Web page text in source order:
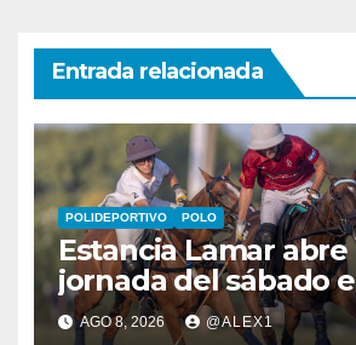
Entrada relacionada
POLIDEPORTIVO POLO
Estancia Lamar abre
jornada del sábado
Polo Club con una
AGO 8, 2026 @ALEX1